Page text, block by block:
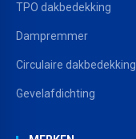
TPO dakbedekking
Dampremmer
Circulaire dakbedekking
Gevelafdichting